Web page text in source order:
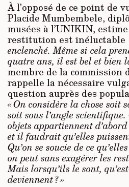
À l’opposé de ce point de
Placide Mumbembele,
musées à l’UNIKIN,
restitution est inéluctable
enclenché. Même si cela
quatre ans, il est bel et bien
membre de la
rappelle la nécessaire
question auprès des
« On considère la chose soit
soit sous l’angle scientifique.
objets appartiennent
et il faudrait qu’elles
Qu’on se soucie de ce
on peut sans exagérer les
Mais lorsqu’ils le sont,
deviennent ? »